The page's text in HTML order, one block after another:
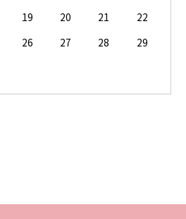
19 20 21
22
26 27 28
29